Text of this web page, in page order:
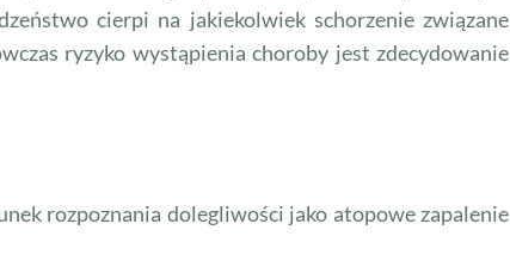
cierpi na jakiekolwiek schorzenie związane
ryzyko wystąpienia choroby jest zdecydowanie
rozpoznania dolegliwości jako atopowe zapalenie